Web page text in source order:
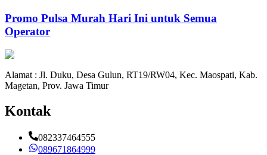
Promo Pulsa Murah Hari Ini untuk Semua
Operator
Alamat : Jl. Duku, Desa Gulun, RT19/RW04, Kec. Maospati, Kab.
Magetan, Prov. Jawa Timur
Kontak
082337464555
089671864999